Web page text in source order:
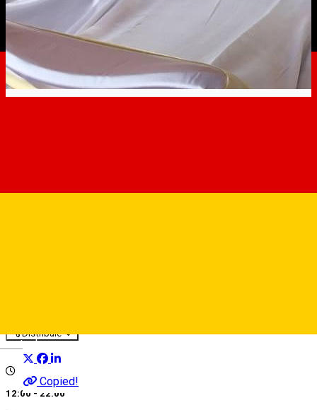
Deutsch
Distribuie
Copied!
12:00 - 22:00